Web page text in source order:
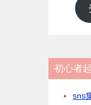
初心者
sns